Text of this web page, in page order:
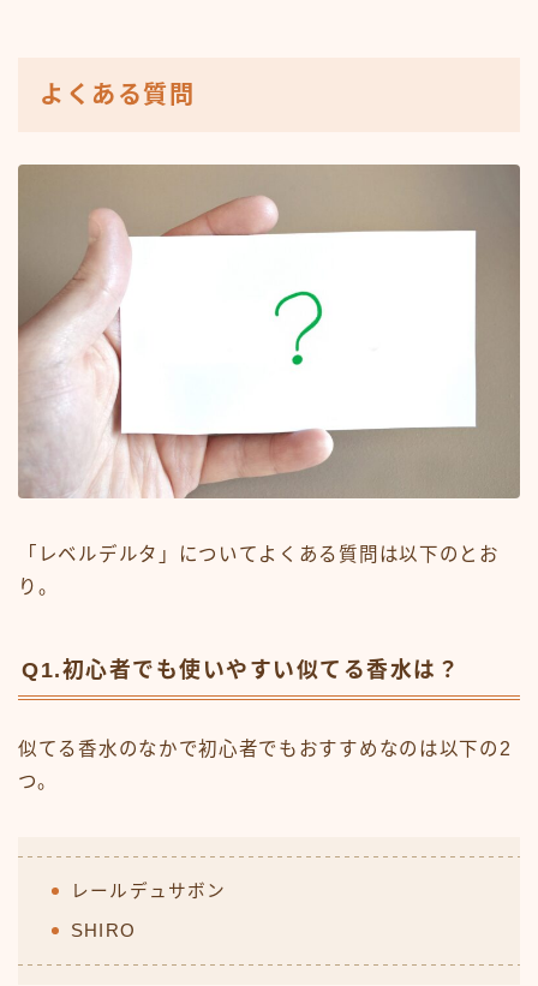
よくある質問
「レベルデルタ」についてよくある質問は以下のとお
り。
Q1.初心者でも使いやすい似てる香水は？
似てる香水のなかで初心者でもおすすめなのは以下の2
つ。
レールデュサボン
SHIRO